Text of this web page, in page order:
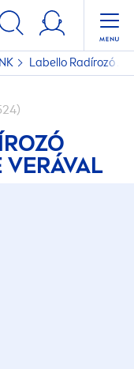
Labello Radírozó